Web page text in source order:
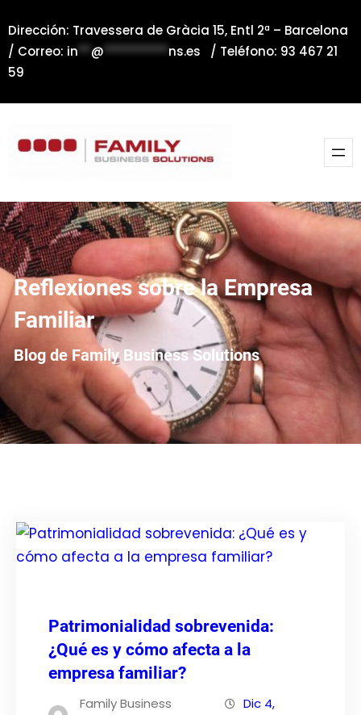
al
contenido
Dirección: Travessera de Gràcia 15, Entl 2ª – Barcelona
/ Correo: in**@**********ns.es / Teléfono: 93 467 21
59
Reflexiones sobre la Empresa
Familiar
Blog de Family Business Solutions
Patrimonialidad sobrevenida:
¿Qué es y cómo afecta a la
empresa familiar?
Family Business
Dic 4,